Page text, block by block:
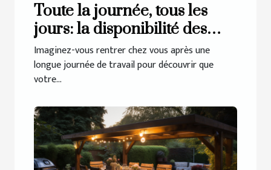
Toute la journée, tous les
jours: la disponibilité des
services de débouchage à
Haren
Imaginez-vous rentrer chez vous après une
longue journée de travail pour découvrir que
votre...